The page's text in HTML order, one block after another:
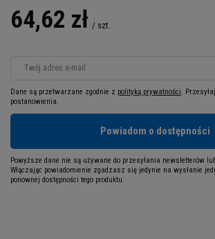
64,62 zł / szt.
Twój adres e-mail
Dane są przetwarzane zgodnie z polityką prywatności.
postanowienia.
Powiadom o dostępności
Powyższe dane nie są używane do przesyłania newsletterów
Włączając powiadomienie zgadzasz się jedynie na wysłanie
ponownej dostępności tego produktu.